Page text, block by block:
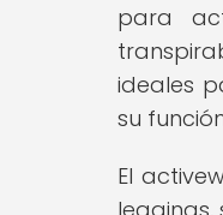
para
ideales
su
El